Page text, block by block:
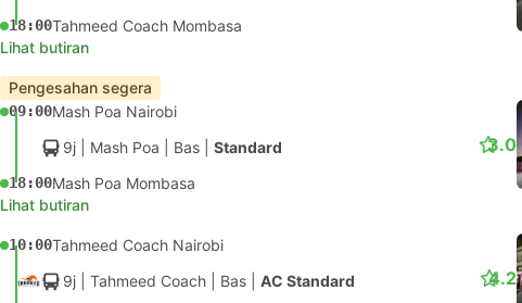
18:00Tahmeed Coach Mombasa
Lihat butiran
Pengesahan segera
09:00Mash Poa Nairobi
9j | Mash Poa Bas Standard
18:00Mash Poa Mombasa
3.0
Lihat butiran
10:00Tahmeed Coach Nairobi
9j | Tahmeed Coach Bas AC Standard 4.2